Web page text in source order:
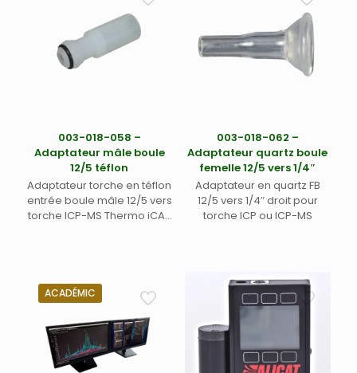
003-018-058 –
Adaptateur mâle boule
12/5 téflon
Adaptateur torche en téflon
entrée boule mâle 12/5 vers
torche ICP-MS Thermo iCAP
dispositif ARIS Teledyne
Photon Machines
003-018-062 –
Adaptateur quartz boule
femelle 12/5 vers 1/4″
Adaptateur en quartz FB
12/5 vers 1/4″ droit pour
torche ICP ou ICP-MS
ACADÉMIC